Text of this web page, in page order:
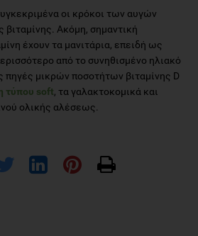
οι κρόκοι των αυγών
Ακόμη, σημαντική
έχουν τα μανιτάρια, επειδή ως
από το συνηθισμένο ηλιακό
μικρών ποσοτήτων βιταμίνης D
τύπου soft, τα γαλακτοκομικά και
ολικής αλέσεως.